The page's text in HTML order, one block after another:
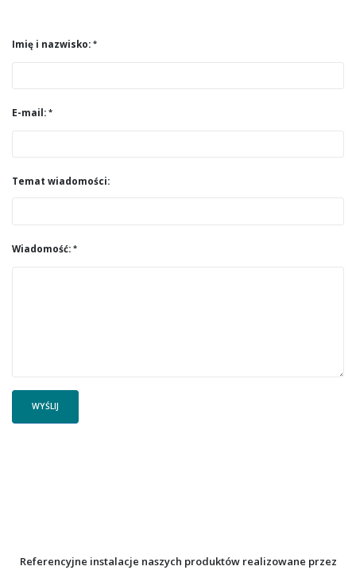
Imię i nazwisko:
E-mail:
Temat wiadomości:
Wiadomość:
Referencyjne instalacje naszych produktów realizowane przez